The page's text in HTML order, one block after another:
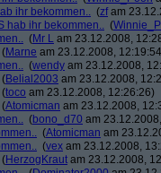
ihr bekommen.. (zfam
hab ihr bekommen.. (
(Mr L am 23.12.2008,
(Marne am 23.12.2008,
(wendy am 23.12.2008,
(Belial2003 am 23.12.2008,
(toco am 23.12.2008, 12:26:26)
(Atomicman am 23.12.2008,
(bono_d70 am
(Atomicman am
(vex am 23.12.2008,
(HerzogKraut am 23.12.2008,